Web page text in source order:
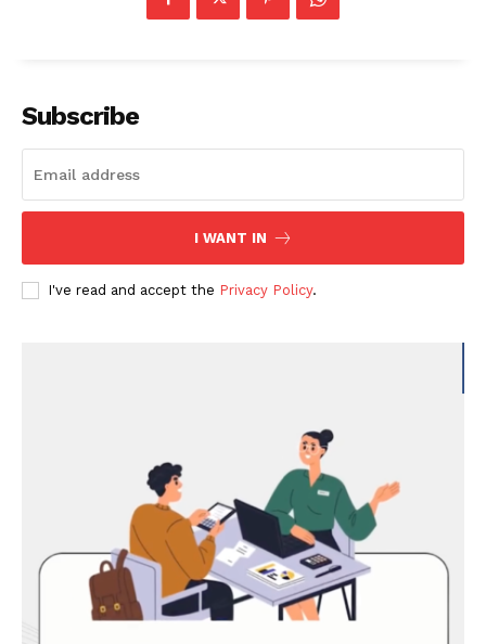
Subscribe
I WANT IN
I've read and accept the Privacy Policy.